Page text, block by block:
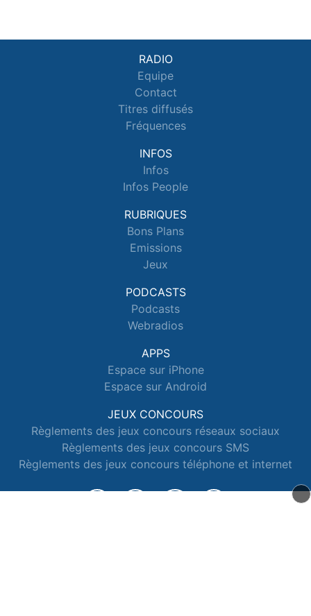
RADIO
Equipe
Contact
Titres diffusés
Fréquences
INFOS
Infos
Infos People
RUBRIQUES
Bons Plans
Emissions
Jeux
PODCASTS
Podcasts
Webradios
APPS
Espace sur iPhone
Espace sur Android
JEUX CONCOURS
Règlements des jeux concours réseaux sociaux
Règlements des jeux concours SMS
Règlements des jeux concours téléphone et internet